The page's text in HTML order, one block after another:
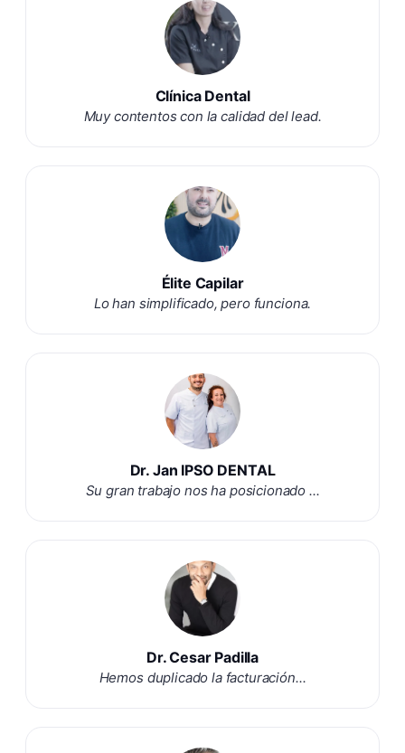
Clínica Dental
Muy contentos con la calidad del lead.
Élite Capilar
Lo han simplificado, pero funciona.
Dr. Jan IPSO DENTAL
Su gran trabajo nos ha posicionado ...
Dr. Cesar Padilla
Hemos duplicado la facturación...